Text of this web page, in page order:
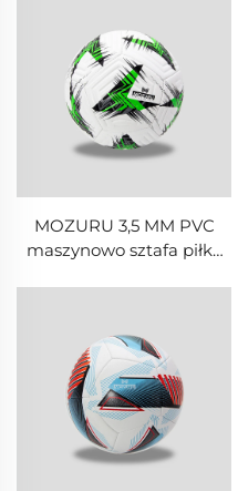
MOZURU 3,5 MM PVC
maszynowo sztafa piłka